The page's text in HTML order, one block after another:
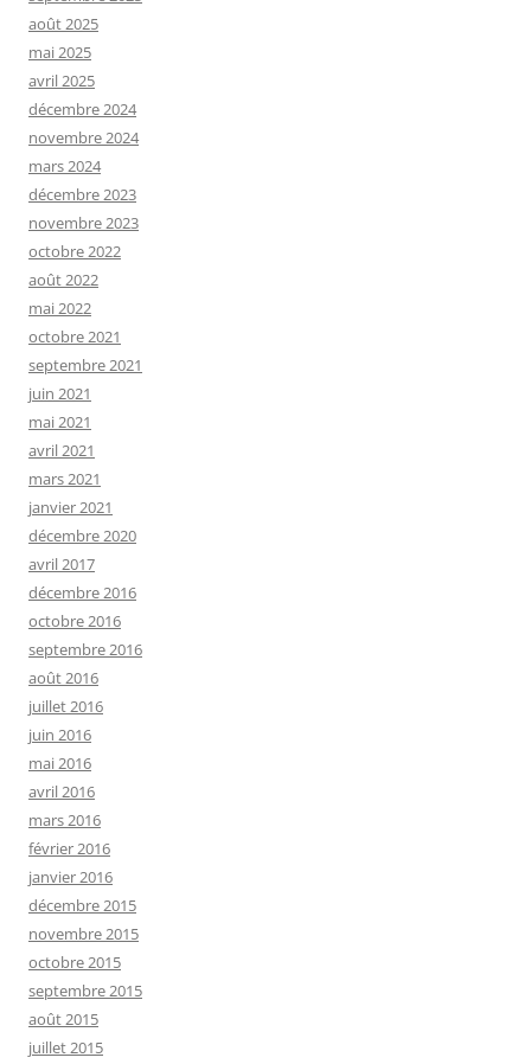
août 2025
mai 2025
avril 2025
décembre 2024
novembre 2024
mars 2024
décembre 2023
novembre 2023
octobre 2022
août 2022
mai 2022
octobre 2021
septembre 2021
juin 2021
mai 2021
avril 2021
mars 2021
janvier 2021
décembre 2020
avril 2017
décembre 2016
octobre 2016
septembre 2016
août 2016
juillet 2016
juin 2016
mai 2016
avril 2016
mars 2016
février 2016
janvier 2016
décembre 2015
novembre 2015
octobre 2015
septembre 2015
août 2015
juillet 2015